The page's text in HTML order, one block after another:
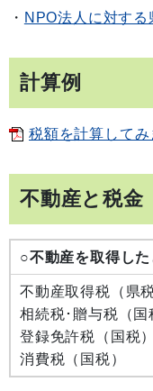
・ NPO法人に対す
計算例
税額を計算して
不動産と税金
○不動産を取得した
不動産取得税（県税
相続税･贈与税（国
登録免許税（国税）
消費税（国税）